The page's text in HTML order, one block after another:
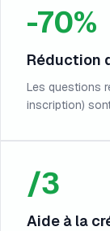
-70%
Réduction
Les questions
inscription)
/3
Aide à la